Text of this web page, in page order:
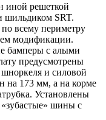
иной решеткой
шильдиком SRT.
по всему периметру
модификации.
бамперы с алыми
предусмотрены
шноркеля и силовой
на 173 мм, а на корме
Установлены
шины с